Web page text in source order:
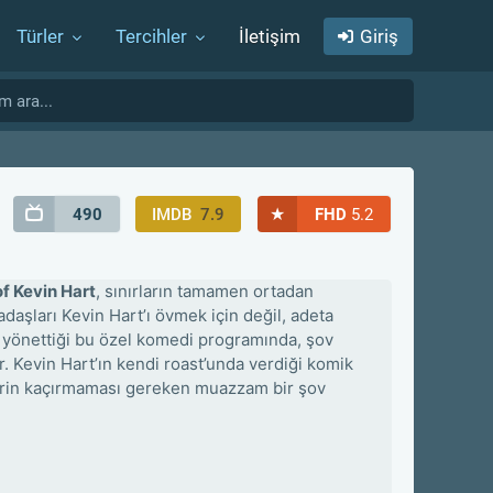
Türler Tercihler İletişim Giriş
490 IMDB 7.9 ★ FHD 5.2
Kevin Hart, sınırların tamamen ortadan
Kevin Hart’ı övmek için değil, adeta
bu özel komedi programında, şov
Hart’ın kendi roast’unda verdiği komik
kaçırmaması gereken muazzam bir şov